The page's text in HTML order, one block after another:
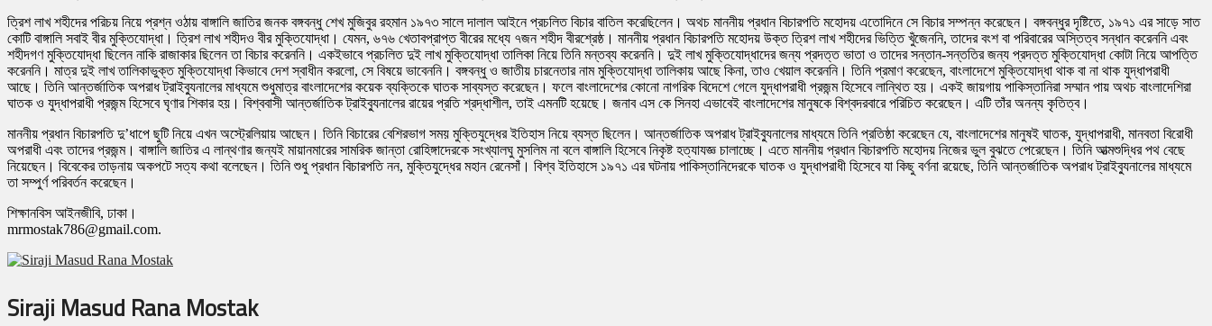
ত্রিশ লাখ শহীদের পরিচয় নিয়ে প্রশ্ন ওঠায় বাঙ্গালি জাতির জনক বঙ্গবন্ধু শেখ মুজিবুর রহমান ১৯৭৩ সালে দালাল আইনে প্রচলিত বিচার বাতিল করেছিলেন। অথচ মাননীয় প্রধান বিচারপতি মহোদয় এতোদিনে সে বিচার সম্পন্ন করেছেন। বঙ্গবন্ধুর দৃষ্টিতে, ১৯৭১ এর সাড়ে সাত
কোটি বাঙ্গালি সবাই বীর মুক্তিযোদ্ধা। ত্রিশ লাখ শহীদও বীর মুক্তিযোদ্ধা। যেমন, ৬৭৬ খেতাবপ্রাপ্ত বীরের মধ্যে ৭জন শহীদ বীরশ্রেষ্ঠ। মাননীয় প্রধান বিচারপতি মহোদয় উক্ত ত্রিশ লাখ শহীদের ভিত্তি খুঁজেননি, তাদের বংশ বা পরিবারের অস্তিত্ব সন্ধান করেননি এবং
শহীদগণ মুক্তিযোদ্ধা ছিলেন নাকি রাজাকার ছিলেন তা বিচার করেননি। একইভাবে প্রচলিত দুই লাখ মুক্তিযোদ্ধা তালিকা নিয়ে তিনি মন্তব্য করেননি। দুই লাখ মুক্তিযোদ্ধাদের জন্য প্রদত্ত ভাতা ও তাদের সন্তান-সন্ততির জন্য প্রদত্ত মুক্তিযোদ্ধা কোটা নিয়ে আপত্তি
করেননি। মাত্র দুই লাখ তালিকাভুক্ত মুক্তিযোদ্ধা কিভাবে দেশ স্বাধীন করলো, সে বিষয়ে ভাবেননি। বঙ্গবন্ধু ও জাতীয় চারনেতার নাম মুক্তিযোদ্ধা তালিকায় আছে কিনা, তাও খেয়াল করেননি। তিনি প্রমাণ করেছেন, বাংলাদেশে মুক্তিযোদ্ধা থাক বা না থাক যুদ্ধাপরাধী
আছে। তিনি আন্তর্জাতিক অপরাধ ট্রাইব্যুনালের মাধ্যমে শুধুমাত্র বাংলাদেশের কয়েক ব্যক্তিকে ঘাতক সাব্যস্ত করেছেন। ফলে বাংলাদেশের কোনো নাগরিক বিদেশে গেলে যুদ্ধাপরাধী প্রজন্ম হিসেবে লান্থিত হয়। একই জায়গায় পাকিস্তানিরা সম্মান পায় অথচ বাংলাদেশিরা
ঘাতক ও যুদ্ধাপরাধী প্রজন্ম হিসেবে ঘৃণার শিকার হয়। বিশ্ববাসী আন্তর্জাতিক ট্রাইব্যুনালের রায়ের প্রতি শ্রদ্ধাশীল, তাই এমনটি হয়েছে। জনাব এস কে সিনহা এভাবেই বাংলাদেশের মানুষকে বিশ্বদরবারে পরিচিত করেছেন। এটি তাঁর অনন্য কৃতিত্ব।
মাননীয় প্রধান বিচারপতি দু’ধাপে ছুটি নিয়ে এখন অস্ট্রেলিয়ায় আছেন। তিনি বিচারের বেশিরভাগ সময় মুক্তিযুদ্ধের ইতিহাস নিয়ে ব্যস্ত ছিলেন। আন্তর্জাতিক অপরাধ ট্রাইব্যুনালের মাধ্যমে তিনি প্রতিষ্ঠা করেছেন যে, বাংলাদেশের মানুষই ঘাতক, যুদ্ধাপরাধী, মানবতা বিরোধী
অপরাধী এবং তাদের প্রজন্ম। বাঙ্গালি জাতির এ লান্থণার জন্যই মায়ানমারের সামরিক জান্তা রোহিঙ্গাদেরকে সংখ্যালঘু মুসলিম না বলে বাঙ্গালি হিসেবে নিকৃষ্ট হত্যাযজ্ঞ চালাচ্ছে। এতে মাননীয় প্রধান বিচারপতি মহোদয় নিজের ভুল বুঝতে পেরেছেন। তিনি আত্মশুদ্ধির পথ বেছে
নিয়েছেন। বিবেকের তাড়নায় অকপটে সত্য কথা বলেছেন। তিনি শুধু প্রধান বিচারপতি নন, মুক্তিযুদ্ধের মহান রেনেসাঁ। বিশ্ব ইতিহাসে ১৯৭১ এর ঘটনায় পাকিস্তানিদেরকে ঘাতক ও যুদ্ধাপরাধী হিসেবে যা কিছু বর্ণনা রয়েছে, তিনি আন্তর্জাতিক অপরাধ ট্রাইব্যুনালের মাধ্যমে
তা সম্পুর্ণ পরিবর্তন করেছেন।
শিক্ষানবিস আইনজীবি, ঢাকা।
mrmostak786@gmail.com.
Siraji Masud Rana Mostak